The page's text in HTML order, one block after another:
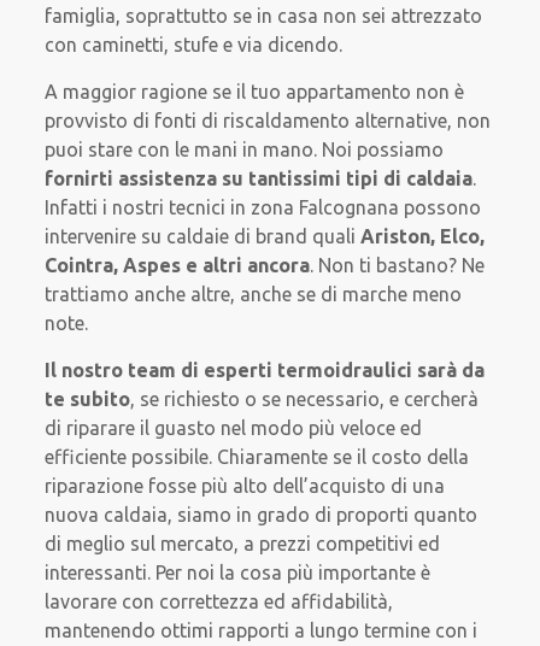
famiglia, soprattutto se in casa non sei attrezzato
con caminetti, stufe e via dicendo.
A maggior ragione se il tuo appartamento non è
provvisto di fonti di riscaldamento alternative, non
puoi stare con le mani in mano. Noi possiamo
fornirti assistenza su tantissimi tipi di caldaia.
Infatti i nostri tecnici in zona Falcognana possono
intervenire su caldaie di brand qualiAriston, Elco,
Cointra, Aspes e altri ancora. Non ti bastano? Ne
trattiamo anche altre, anche se di marche meno
note.
Il nostro team di esperti termoidraulici sarà da
te subito, se richiesto o se necessario, e cercherà
di riparare il guasto nel modo più veloce ed
efficiente possibile. Chiaramente se il costo della
riparazione fosse più alto dell’acquisto di una
nuova caldaia, siamo in grado di proporti quanto
di meglio sul mercato, a prezzi competitivi ed
interessanti. Per noi la cosa più importante è
lavorare con correttezza ed affidabilità,
mantenendo ottimi rapporti a lungo termine con i